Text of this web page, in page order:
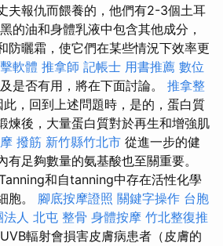
夫報仇而餵養的，他們有2-3個土耳
的油和身體乳液中包含其他成分，
防曬霜，使它們在某些情況下效率更
軟體 推拿師 記帳士 用書推薦 數位
是否有用，將在下面討論。 推拿整
此，回到上述問題時，是的，蛋白質
煉後，大量蛋白質對於再生和增強肌
撥筋 新竹縣竹北市 從進一步的健
有足夠數量的氨基酸也至關重要。
和自tanning中存在活性化學
胞。 腳底按摩證照 關鍵字操作 台胞
人 北屯 整骨 身體按摩 竹北整復推
輻射會損害皮膚病患者（皮膚的